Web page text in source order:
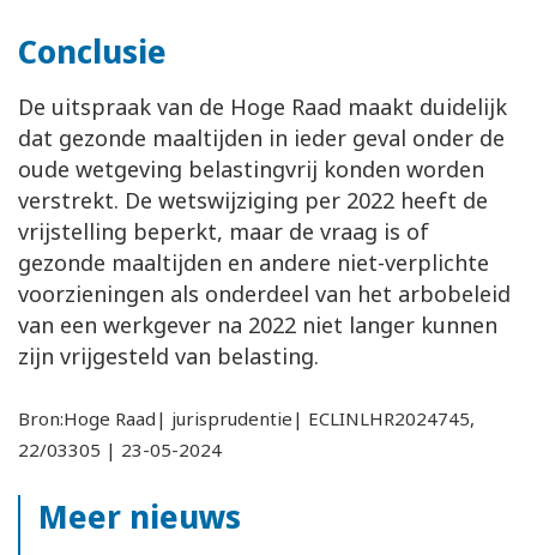
Conclusie
De uitspraak van de Hoge Raad maakt duidelijk
dat gezonde maaltijden in ieder geval onder de
oude wetgeving belastingvrij konden worden
verstrekt. De wetswijziging per 2022 heeft de
vrijstelling beperkt, maar de vraag is of
gezonde maaltijden en andere niet-verplichte
voorzieningen als onderdeel van het arbobeleid
van een werkgever na 2022 niet langer kunnen
zijn vrijgesteld van belasting.
Bron:Hoge Raad| jurisprudentie| ECLINLHR2024745,
22/03305 | 23-05-2024
Meer nieuws